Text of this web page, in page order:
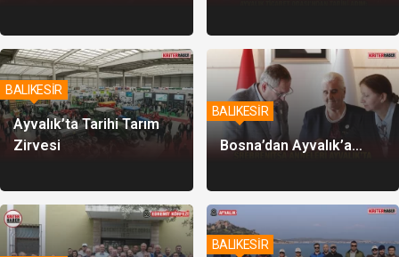
Ayvalık’ta Tarihi Tarım
Zirvesi
BALIKESİR
Bosna’dan Ayvalık’a…
BALIKESİR
BALIKESİR